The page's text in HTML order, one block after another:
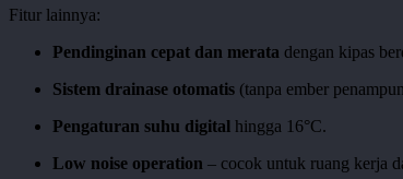
Fitur lainnya:
Pendinginan cepat dan merata dengan kipas
Sistem drainase otomatis (tanpa ember
Pengaturan suhu digital hingga 16°C.
Low noise operation – cocok untuk ruang kerja